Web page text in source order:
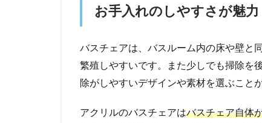
お手入れのしやすさが魅力
バスチェアは、バスルーム内の床や壁と
繁殖しやすいです。また少しでも掃除を
除がしやすいデザインや素材を選ぶこと
アクリルのバスチェアはバスチェア自体